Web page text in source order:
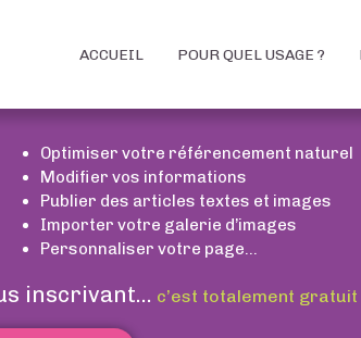
ACCUEIL POUR QUEL USAGE ?
Optimiser votre référencement naturel
Modifier vos informations
Publier des articles textes et images
Importer votre galerie d’images
Personnaliser votre page...
inscrivant... c’est totalement gratuit